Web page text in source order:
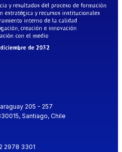
205 - 257
Santiago, Chile
2978 3301